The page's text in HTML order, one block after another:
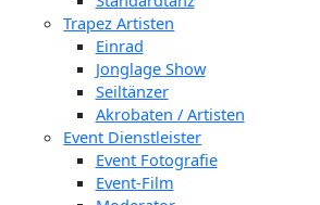
Trapez Artisten
Einrad
Jonglage Show
Seiltänzer
Akrobaten / Artisten
Event Dienstleister
Event Fotografie
Event-Film